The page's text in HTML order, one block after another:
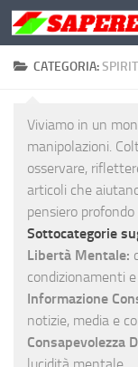
Salta al contenuto
CATEGORIA:
Viviamo in un
manipolazioni.
osservare,
articoli che
pensiero
Sottocategorie
Libertà Mentale:
condizionamenti
Informazione
notizie, media e
Consapevolezza